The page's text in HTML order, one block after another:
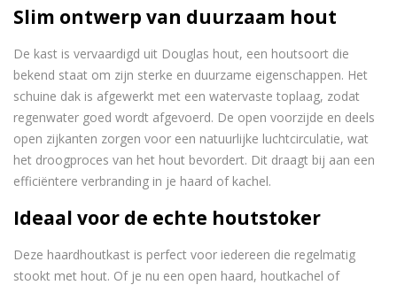
Slim ontwerp van duurzaam hout
De kast is vervaardigd uit Douglas hout, een houtsoort die
bekend staat om zijn sterke en duurzame eigenschappen. Het
schuine dak is afgewerkt met een watervaste toplaag, zodat
regenwater goed wordt afgevoerd. De open voorzijde en deels
open zijkanten zorgen voor een natuurlijke luchtcirculatie, wat
het droogproces van het hout bevordert. Dit draagt bij aan een
efficiëntere verbranding in je haard of kachel.
Ideaal voor de echte houtstoker
Deze haardhoutkast is perfect voor iedereen die regelmatig
stookt met hout. Of je nu een open haard, houtkachel of